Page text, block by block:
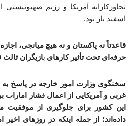
اسفند باز بود.
قاعدتاً نه پاکستان و نه هیچ میانجی،
حرفه‌ای تحت تأثیر کارهای بازیگران ثالث
سخنگوی وزارت امور خارجه در پاسخ
غربی و آمریکایی از اعمال فشار امارات
این کشور برای جلوگیری از موفقیت
داده‌اند؛ از جمله اینکه در روزهای اخیر